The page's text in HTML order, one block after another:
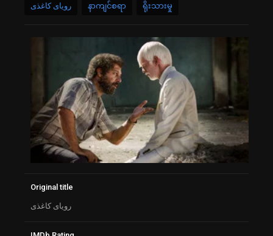
رویای کاغذی နာကျင်စရာ ရိုးသားမှု
Original title
رویای کاغذی